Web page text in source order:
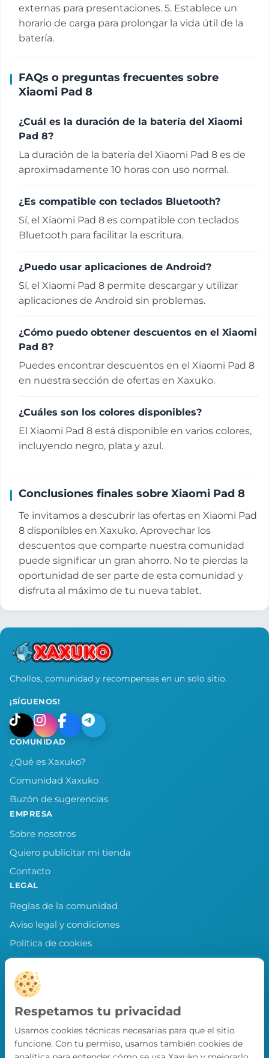
externas para presentaciones. 5. Establece un
horario de carga para prolongar la vida útil de la
batería.
FAQs o preguntas frecuentes sobre
Xiaomi Pad 8
¿Cuál es la duración de la batería del Xiaomi
Pad 8?
La duración de la batería del Xiaomi Pad 8 es de
aproximadamente 10 horas con uso normal.
¿Es compatible con teclados Bluetooth?
Sí, el Xiaomi Pad 8 es compatible con teclados
Bluetooth para facilitar la escritura.
¿Puedo usar aplicaciones de Android?
Sí, el Xiaomi Pad 8 permite descargar y utilizar
aplicaciones de Android sin problemas.
¿Cómo puedo obtener descuentos en el Xiaomi
Pad 8?
Puedes encontrar descuentos en el Xiaomi Pad 8
en nuestra sección de ofertas en Xaxuko.
¿Cuáles son los colores disponibles?
El Xiaomi Pad 8 está disponible en varios colores,
incluyendo negro, plata y azul.
Conclusiones finales sobre Xiaomi Pad 8
Te invitamos a descubrir las ofertas en Xiaomi Pad
8 disponibles en Xaxuko. Aprovechar los
descuentos que comparte nuestra comunidad
puede significar un gran ahorro. No te pierdas la
oportunidad de ser parte de esta comunidad y
disfruta al máximo de tu nueva tablet.
Chollos, comunidad y recompensas en un solo sitio.
¡SÍGUENOS!
COMUNIDAD
¿Qué es Xaxuko?
Comunidad Xaxuko
Buzón de sugerencias
EMPRESA
Sobre nosotros
Quiero publicitar mi tienda
Contacto
LEGAL
Reglas de la comunidad
Aviso legal y condiciones
Política de cookies
Política de privacidad
Preferencias de cookies
LLEVA XAXUKO CONTIGO
Chollos, misiones y recompensas desde
nuestra APP.
PRÓXIMAMENTE EN
Respetamos tu privacidad
Usamos cookies técnicas necesarias para que el sitio
funcione. Con tu permiso, usamos también cookies de